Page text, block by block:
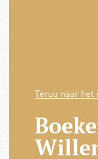
Terug naar het